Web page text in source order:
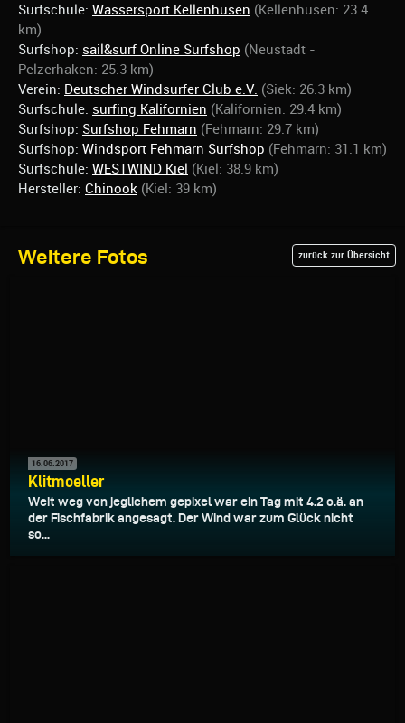
Surfschule: Wassersport Kellenhusen (Kellenhusen: 23.4
km)
Surfshop: sail&surf Online Surfshop (Neustadt -
Pelzerhaken: 25.3 km)
Verein: Deutscher Windsurfer Club e.V. (Siek: 26.3 km)
Surfschule: surfing Kalifornien (Kalifornien: 29.4 km)
Surfshop: Surfshop Fehmarn (Fehmarn: 29.7 km)
Surfshop: Windsport Fehmarn Surfshop (Fehmarn: 31.1 km)
Surfschule: WESTWIND Kiel (Kiel: 38.9 km)
Hersteller: Chinook (Kiel: 39 km)
Weitere Fotos zurück zur Übersicht
16.06.2017
Klitmoeller
Weit weg von jeglichem gepixel war ein Tag mit 4.2 o.ä. an
der Fischfabrik angesagt. Der Wind war zum Glück nicht
so...